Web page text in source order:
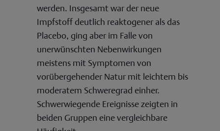
werden. Insgesamt war der neue
Impfstoff deutlich reaktogener als das
Placebo, ging aber im Falle von
unerwünschten Nebenwirkungen
meistens mit Symptomen von
vorübergehender Natur mit leichtem bis
moderatem Schweregrad einher.
Schwerwiegende Ereignisse zeigten in
beiden Gruppen eine vergleichbare